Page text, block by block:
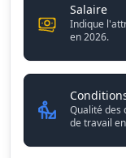
Salaire
Indique
en 2026.
Qualité des
de travail